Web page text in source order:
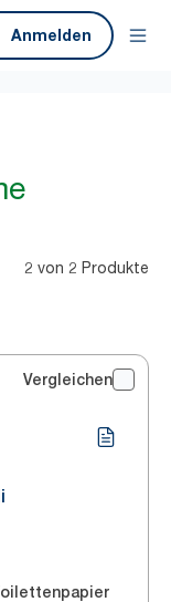
Anmelden
2 von 2 Produkte
Vergleichen